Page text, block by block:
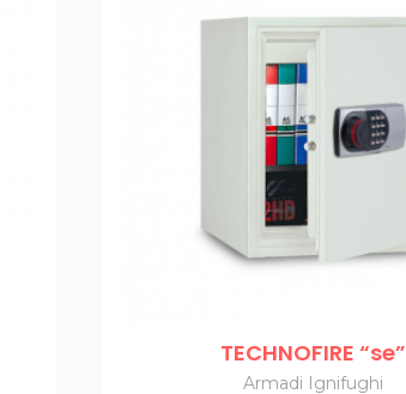
TECHNOFIRE “se”
Armadi Ignifughi